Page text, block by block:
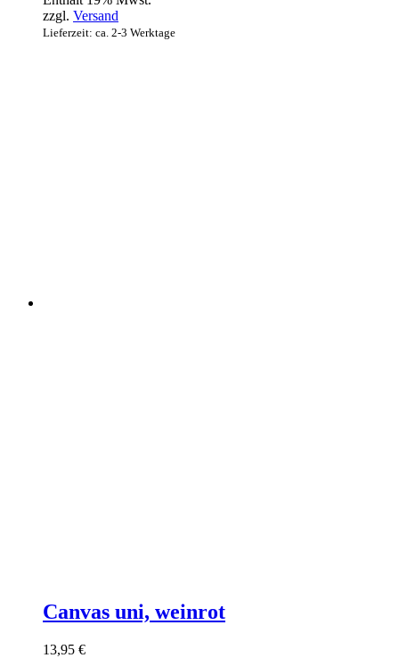
zzgl. Versand
Lieferzeit: ca. 2-3 Werktage
Canvas uni, weinrot
13,95 €